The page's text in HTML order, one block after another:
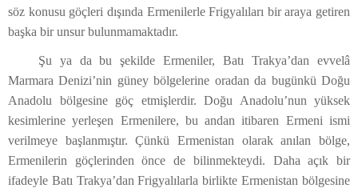
söz konusu göçleri dışında Ermenilerle Frigyalıları bir araya getiren
başka bir unsur bulunmamaktadır.
Şu ya da bu şekilde Ermeniler, Batı Trakya’dan evvelâ
Marmara Denizi’nin güney bölgelerine oradan da bugünkü Doğu
Anadolu bölgesine göç etmişlerdir. Doğu Anadolu’nun yüksek
kesimlerine yerleşen Ermenilere, bu andan itibaren Ermeni ismi
verilmeye başlanmıştır. Çünkü Ermenistan olarak anılan bölge,
Ermenilerin göçlerinden önce de bilinmekteydi. Daha açık bir
ifadeyle Batı Trakya’dan Frigyalılarla birlikte Ermenistan bölgesine